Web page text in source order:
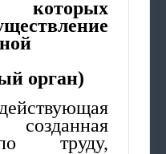
которых
орган)
труду,